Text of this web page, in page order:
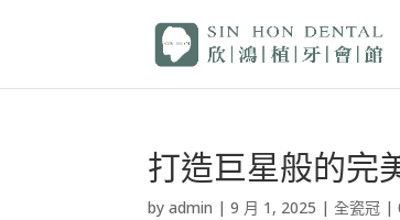
打造巨星般的完
byadmin |9 月 1, 2025 |全瓷冠 |